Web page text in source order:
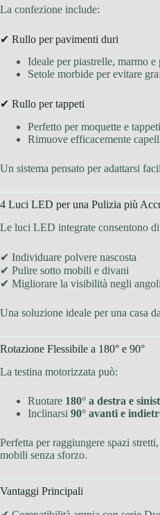
La confezione include:
✔ Rullo per pavimenti duri
Ideale per piastrelle, marmo e
Setole morbide per evitare
✔ Rullo per tappeti
Perfetto per moquette e tappeti
Rimuove efficacemente
Un sistema pensato per adattarsi
4 Luci LED per una Pulizia più
Le luci LED integrate consentono
✔ Individuare polvere nascosta
✔ Pulire sotto mobili e divani
✔ Migliorare la visibilità negli
Una soluzione ideale per una casa
Rotazione Flessibile a 180° e 90°
La testina motorizzata può:
Ruotare 180° a destra e
Inclinarsi 90° avanti e
Perfetta per raggiungere spazi
mobili senza sforzo.
Vantaggi Principali